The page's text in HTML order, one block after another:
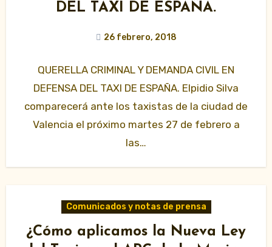
DEL TAXI DE ESPAÑA.
26 febrero, 2018
QUERELLA CRIMINAL Y DEMANDA CIVIL EN
DEFENSA DEL TAXI DE ESPAÑA. Elpidio Silva
comparecerá ante los taxistas de la ciudad de
Valencia el próximo martes 27 de febrero a
las…
Comunicados y notas de prensa
¿Cómo aplicamos la Nueva Ley